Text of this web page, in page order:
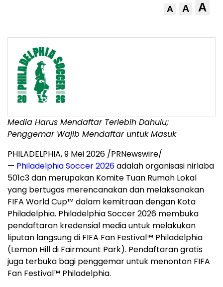
A A A
Media Harus Mendaftar Terlebih Dahulu;
Penggemar Wajib Mendaftar untuk Masuk
PHILADELPHIA,9 Mei 2026 /PRNewswire/
— Philadelphia Soccer 2026adalah organisasi nirlaba
501c3 dan merupakan Komite Tuan Rumah Lokal
yang bertugas merencanakan dan melaksanakan
FIFA World Cup™ dalam kemitraan dengan Kota
Philadelphia. Philadelphia Soccer 2026 membuka
pendaftaran kredensial media untuk melakukan
liputan langsung di FIFA Fan Festival™ Philadelphia
(Lemon Hill di Fairmount Park). Pendaftaran gratis
juga terbuka bagi penggemar untuk menonton FIFA
Fan Festival™ Philadelphia.